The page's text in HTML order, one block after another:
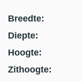
Breedte:
Diepte:
Hoogte:
Zithoogte: